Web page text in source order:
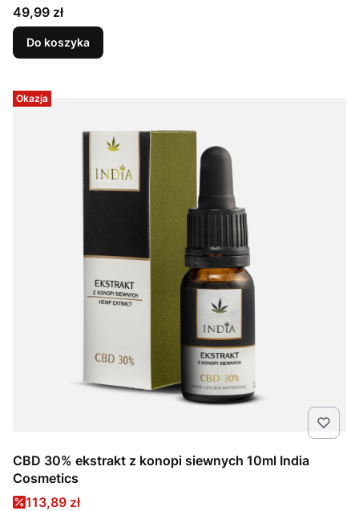
Cena
49,99 zł
Do koszyka
Okazja
CBD 30% ekstrakt z konopi siewnych 10ml India
Cosmetics
Cena promocyjna
113,89 zł